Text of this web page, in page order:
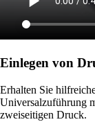
Einlegen von
Erhalten Sie
Universalzuführung
zweiseitigen Druck.